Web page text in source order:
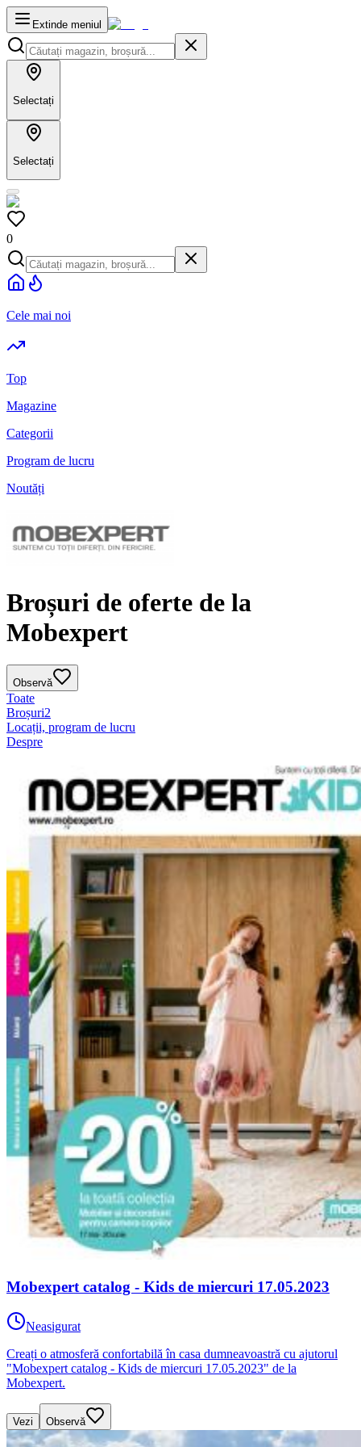
Extinde meniul
Selectați
Selectați
0
Cele mai noi
Top
Magazine
Categorii
Program de lucru
Noutăți
Broșuri de oferte de la
Mobexpert
Observă
Toate
Broșuri2
Locații, program de lucru
Despre
Mobexpert catalog - Kids de miercuri 17.05.2023
Neasigurat
Creați o atmosferă confortabilă în casa dumneavoastră cu ajutorul
"Mobexpert catalog - Kids de miercuri 17.05.2023" de la
Mobexpert.
Vezi Observă